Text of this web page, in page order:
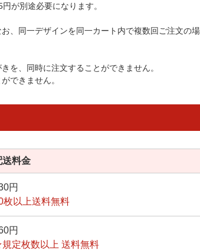
が別途必要になります。
、同一デザインを同一カート内で複数回ご注文の
を、同時に注文することができません。
できません。
送料金
円
枚以上送料無料
円
定枚数以上 送料無料